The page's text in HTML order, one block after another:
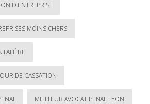
D'ENTREPRISE
MOINS CHERS
DE CASSATION
MEILLEUR AVOCAT PENAL LYON